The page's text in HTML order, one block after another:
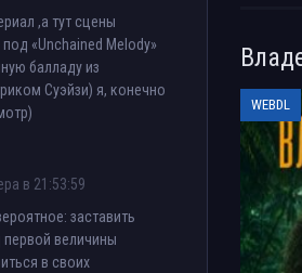
WEBDL
,а тут сцены
«Unchained Melody»
балладу из
Суэйзи) я, конечно
в 21:53:59
заставить
первой величины
в своих